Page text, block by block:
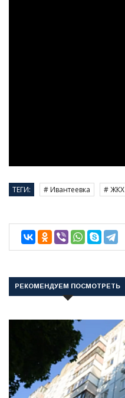
ТЕГИ: # Ивантеевка # ЖКХ
РЕКОМЕНДУЕМ ПОСМОТРЕТЬ